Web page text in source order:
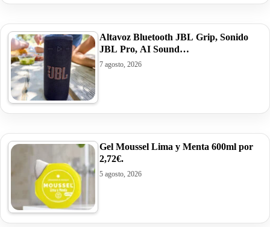
Altavoz Bluetooth JBL Grip, Sonido
JBL Pro, AI Sound…
7 agosto, 2026
Gel Moussel Lima y Menta 600ml por
2,72€.
5 agosto, 2026